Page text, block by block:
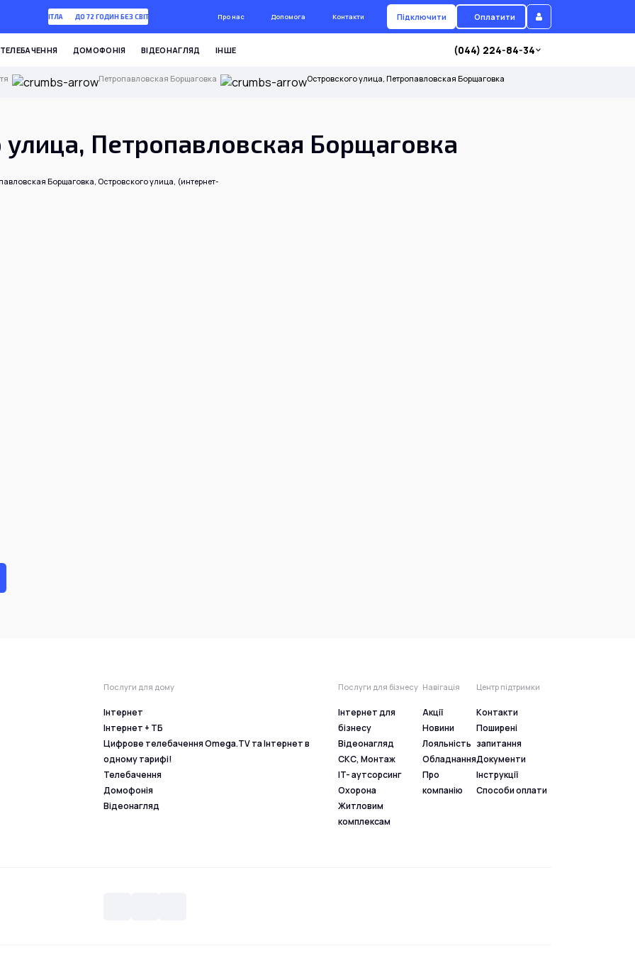
БЕЗ СВІТЛА ДО 72 ГОДИН БЕЗ СВІТЛА Про нас Допомога Контакти Підключити Оплатити
ТЕЛЕБАЧЕННЯ ДОМОФОНІЯ ВІДЕОНАГЛЯД ІНШЕ (044) 224-84-34
Петропавловская Борщаговка Островского улица, Петропавловская Борщаговка
улица, Петропавловская Борщаговка
Борщаговка, Островского улица, (интернет-
Послуги для дому
Інтернет
Інтернет + ТБ
Цифрове телебачення Omega.TV та Інтернет в
одному тарифі!
Телебачення
Домофонія
Відеонагляд
Послуги для бізнесу
Інтернет для
бізнесу
Відеонагляд
СКС, Монтаж
IT- аутсорсинг
Охорона
Житловим
комплексам
Навігація
Акції
Новини
Лояльність
Обладнання
Про
компанію
Центр підтримки
Контакти
Поширені
запитання
Документи
Інструкції
Способи оплати